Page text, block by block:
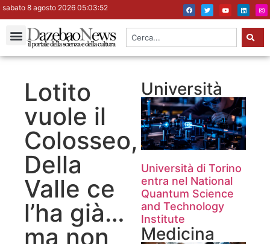
sabato 8 agosto 2026 05:03:53
Lotito
vuole il
Colosseo,
Della
Valle ce
l’ha già…
ma non
Università
Università di Torino
entra nel National
Quantum Science
and Technology
Institute
Medicina